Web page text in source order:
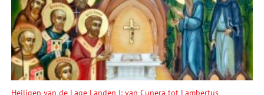
Heiligen van de Lage Landen I: van Cunera tot Lambertus